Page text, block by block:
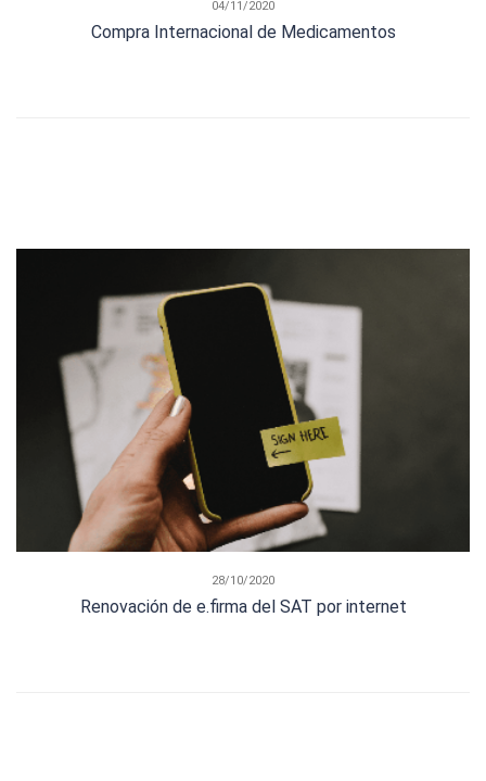
04/11/2020
Compra Internacional de Medicamentos
28/10/2020
Renovación de e.firma del SAT por internet